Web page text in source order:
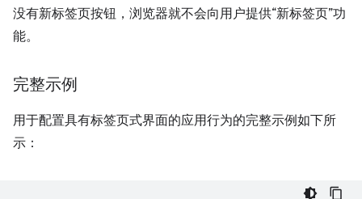
没有新标签页按钮，浏览器就不会向用户提供“新标签页”功
能。
完整示例
用于配置具有标签页式界面的应用行为的完整示例如下所
示：